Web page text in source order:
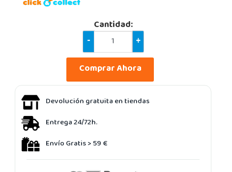
Cantidad:
-
+
Comprar Ahora
Devolución gratuita en tiendas
Entrega 24/72h.
Envío Gratis > 59 €